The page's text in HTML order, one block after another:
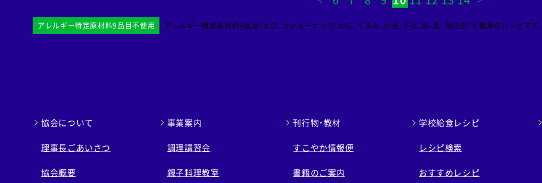
アレルギー特定原材料9品目不使用 アレルギー特定原材料9品目（えび、カシューナッツ、かに、くるみ、小麦、そば、卵、乳、落花生）不使用のレシピです。
協会について
理事長ごあいさつ
協会概要
事業案内
調理講習会
親子料理教室
刊行物・教材
すこやか情報便
書籍のご案内
学校給食レシピ
レシピ検索
おすすめレシピ